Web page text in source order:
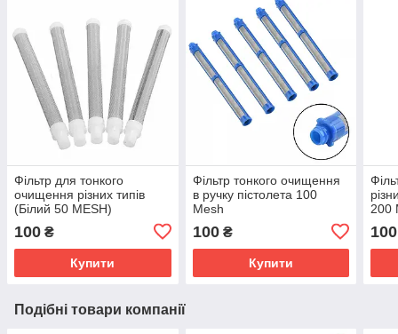
Фільтр для тонкого
очищення різних типів
(Білий 50 MESH)
100 ₴
Купити
Фільтр тонкого очищення
в ручку пістолета 100
Mesh
100₴
Купити
200
100
Подібні товари компанії